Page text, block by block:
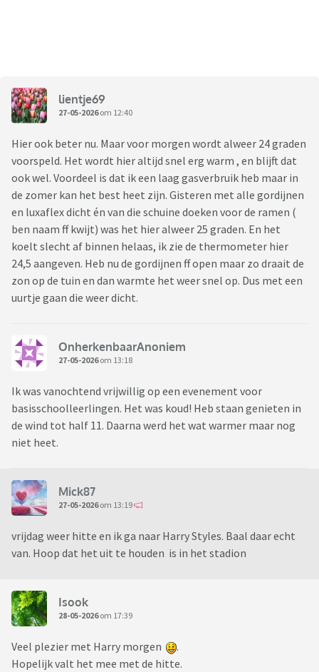
lientje69
27-05-2026om 12:40
Hier ook beter nu. Maar voor morgen wordt alweer 24 graden
voorspeld. Het wordt hier altijd snel erg warm , en blijft dat
ook wel. Voordeel is dat ik een laag gasverbruik heb maar in
de zomer kan het best heet zijn. Gisteren met alle gordijnen
en luxaflex dicht én van die schuine doeken voor de ramen (
ben naam ff kwijt) was het hier alweer 25 graden. En het
koelt slecht af binnen helaas, ik zie de thermometer hier
24,5 aangeven. Heb nu de gordijnen ff open maar zo draait de
zon op de tuin en dan warmte het weer snel op. Dus met een
uurtje gaan die weer dicht.
OnherkenbaarAnoniem
27-05-2026om 13:18
Ik was vanochtend vrijwillig op een evenement voor
basisschoolleerlingen. Het was koud! Heb staan genieten in
de wind tot half 11. Daarna werd het wat warmer maar nog
niet heet.
Mick87
27-05-2026om 13:19
vrijdag weer hitte en ik ga naar Harry Styles. Baal daar echt
van. Hoop dat het uit te houden is in het stadion
Isook
28-05-2026om 17:39
Veel plezier met Harry morgen
.
Hopelijk valt het mee met de hitte.